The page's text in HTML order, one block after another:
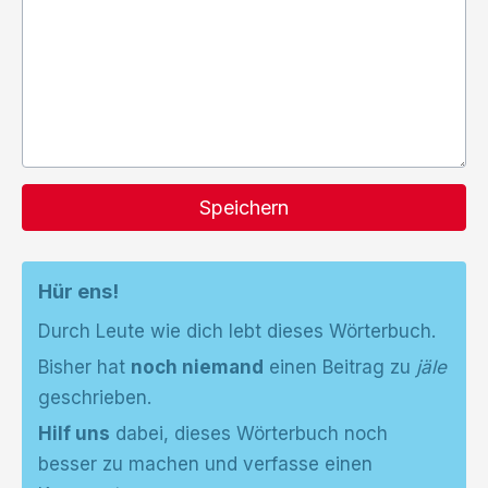
Speichern
Hür ens!
Durch Leute wie dich lebt dieses Wörterbuch.
Bisher hat noch niemand einen Beitrag zu jäle
geschrieben.
Hilf uns dabei, dieses Wörterbuch noch
besser zu machen und verfasse einen